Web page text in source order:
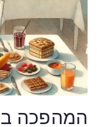
המהפכה